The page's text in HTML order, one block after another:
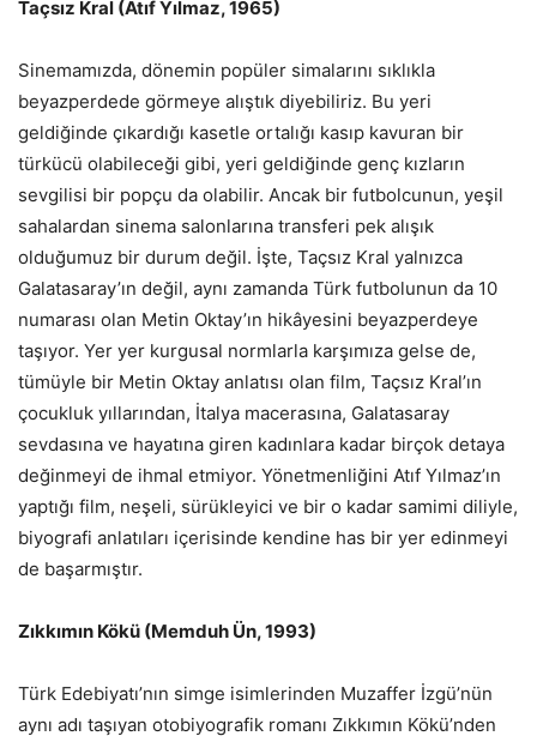
Taçsız Kral (Atıf Yılmaz, 1965)
Sinemamızda, dönemin popüler simalarını sıklıkla
beyazperdede görmeye alıştık diyebiliriz. Bu yeri
geldiğinde çıkardığı kasetle ortalığı kasıp kavuran bir
türkücü olabileceği gibi, yeri geldiğinde genç kızların
sevgilisi bir popçu da olabilir. Ancak bir futbolcunun, yeşil
sahalardan sinema salonlarına transferi pek alışık
olduğumuz bir durum değil. İşte, Taçsız Kral yalnızca
Galatasaray’ın değil, aynı zamanda Türk futbolunun da 10
numarası olan Metin Oktay’ın hikâyesini beyazperdeye
taşıyor. Yer yer kurgusal normlarla karşımıza gelse de,
tümüyle bir Metin Oktay anlatısı olan film, Taçsız Kral’ın
çocukluk yıllarından, İtalya macerasına, Galatasaray
sevdasına ve hayatına giren kadınlara kadar birçok detaya
değinmeyi de ihmal etmiyor. Yönetmenliğini Atıf Yılmaz’ın
yaptığı film, neşeli, sürükleyici ve bir o kadar samimi diliyle,
biyografi anlatıları içerisinde kendine has bir yer edinmeyi
de başarmıştır.
Zıkkımın Kökü (Memduh Ün, 1993)
Türk Edebiyatı’nın simge isimlerinden Muzaffer İzgü’nün
aynı adı taşıyan otobiyografik romanı Zıkkımın Kökü’nden